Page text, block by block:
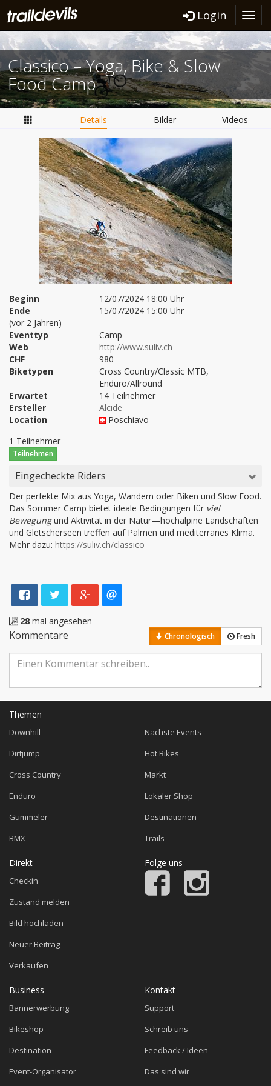
Login
Classico – Yoga, Bike & Slow
Food Camp
Details Bilder Videos
Beginn
12/07/2024 18:00 Uhr
Ende
15/07/2024 15:00 Uhr
(vor 2 Jahren)
Eventtyp
Camp
Web
http://www.suliv.ch
CHF
980
Biketypen
Cross Country/Classic MTB,
Enduro/Allround
Erwartet
14 Teilnehmer
Ersteller
Alcide
Location
Poschiavo
1 Teilnehmer
Teilnehmen
Eingecheckte Riders
Der perfekte Mix aus Yoga, Wandern oder Biken und Slow Food.
Das Sommer Camp bietet ideale Bedingungen für viel
Bewegungund Aktivität in der Natur—hochalpine Landschaften
und Gletscherseen treffen auf Palmen und mediterranes Klima.
Mehr dazu: https://suliv.ch/classico
28 mal angesehen
Kommentare Chronologisch Fresh
Themen
Downhill
Dirtjump
Cross Country
Enduro
Gümmeler
BMX
Nächste Events
Hot Bikes
Markt
Lokaler Shop
Destinationen
Trails
Direkt
Checkin
Zustand melden
Bild hochladen
Neuer Beitrag
Verkaufen
Folge uns
Business
Bannerwerbung
Bikeshop
Destination
Event-Organisator
Kontakt
Support
Schreib uns
Feedback / Ideen
Das sind wir